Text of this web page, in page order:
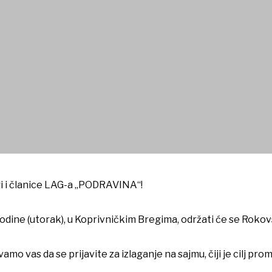
sajmu
članice LAG-a „PODRAVINA“!
(utorak), u Koprivničkim Bregima, održati će se
vas da se prijavite za izlaganje na sajmu, čiji je cilj